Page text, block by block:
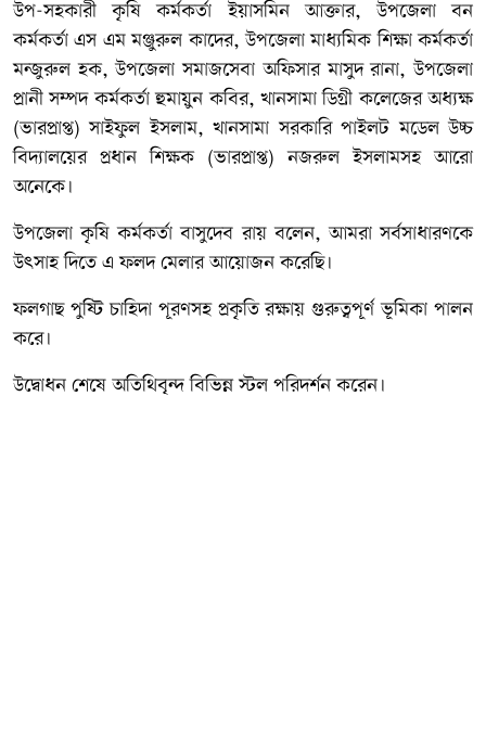
উপ-সহকারী কৃষি কর্মকর্তা ইয়াসমিন আক্তার, উপজেলা বন
কর্মকর্তা এস এম মঞ্জুরুল কাদের, উপজেলা মাধ্যমিক শিক্ষা কর্মকর্তা
মন্জুরুল হক, উপজেলা সমাজসেবা অফিসার মাসুদ রানা, উপজেলা
প্রানী সম্পদ কর্মকর্তা হুমায়ুন কবির, খানসামা ডিগ্রী কলেজের অধ্যক্ষ
(ভারপ্রাপ্ত) সাইফুল ইসলাম, খানসামা সরকারি পাইলট মডেল উচ্চ
বিদ্যালয়ের প্রধান শিক্ষক (ভারপ্রাপ্ত) নজরুল ইসলামসহ আরো
অনেকে।
উপজেলা কৃষি কর্মকর্তা বাসুদেব রায় বলেন, আমরা সর্বসাধারণকে
উৎসাহ দিতে এ ফলদ মেলার আয়োজন করেছি।
ফলগাছ পুষ্টি চাহিদা পূরণসহ প্রকৃতি রক্ষায় গুরুত্বপূর্ণ ভূমিকা পালন
করে।
উদ্বোধন শেষে অতিথিবৃন্দ বিভিন্ন স্টল পরিদর্শন করেন।